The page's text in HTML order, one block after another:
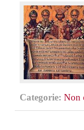
Categorie: Non